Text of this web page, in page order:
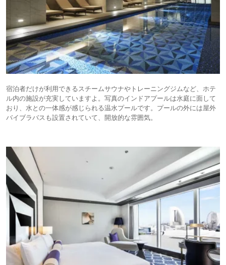
宿泊者だけが利用できるスチームサウナやトレーニングジムなど、ホテ
ル内の施設が充実していますよ。写真のインドアプールは水庭に面して
おり、水との一体感が感じられる温水プールです。プールの外には屋外
バイブラバスも設置されていて、開放的な雰囲気。